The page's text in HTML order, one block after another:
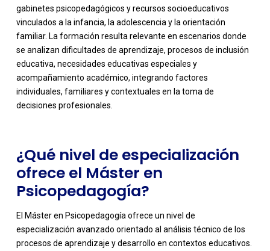
gabinetes psicopedagógicos y recursos socioeducativos
vinculados a la infancia, la adolescencia y la orientación
familiar. La formación resulta relevante en escenarios donde
se analizan dificultades de aprendizaje, procesos de inclusión
educativa, necesidades educativas especiales y
acompañamiento académico, integrando factores
individuales, familiares y contextuales en la toma de
decisiones profesionales.
-
¿Qué nivel de especialización
ofrece el Máster en
Psicopedagogía?
El Máster en Psicopedagogía ofrece un nivel de
especialización avanzado orientado al análisis técnico de los
procesos de aprendizaje y desarrollo en contextos educativos.